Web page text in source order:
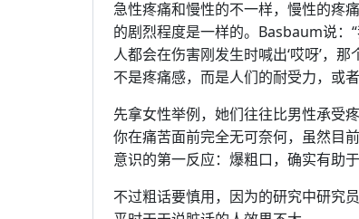
急性疼痛和慢性的不一样，慢性的疼
的剧烈程度是一样的。Basbaum说：
人都会在伤害刚发生时喊出‘哎呀’，
不是疼痛感，而是人们的耐受力，或
先拿女性举例，她们往往比男性承受
你在痛苦面前完全无可奈何，虽然目
意识的第一反应：爆粗口，确实有助于
不过粗话要慎用，因为的研究中研究